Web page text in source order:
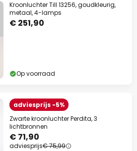
Kroonluchter Till 13256, goudkleurig,
metaal, 4-lamps
€ 251,90
Op voorraad
adviesprijs -5%
Zwarte kroonluchter Perdita, 3
lichtbronnen
€ 71,90
adviesprijs€ 75,99